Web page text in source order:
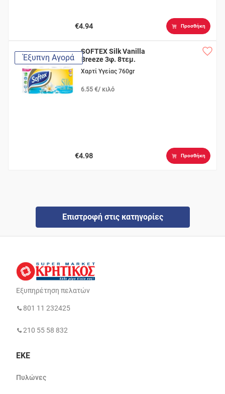
€4.94 Προσθήκη
Έξυπνη Αγορά
SOFTEX Silk Vanilla
Breeze 3φ. 8τεμ.
Χαρτί Υγείας 760gr
6.55 €/ κιλό
€4.98 Προσθήκη
Επιστροφή στις κατηγορίες
Εξυπηρέτηση πελατών
801 11 232425
210 55 58 832
ΕΚΕ
Πυλώνες